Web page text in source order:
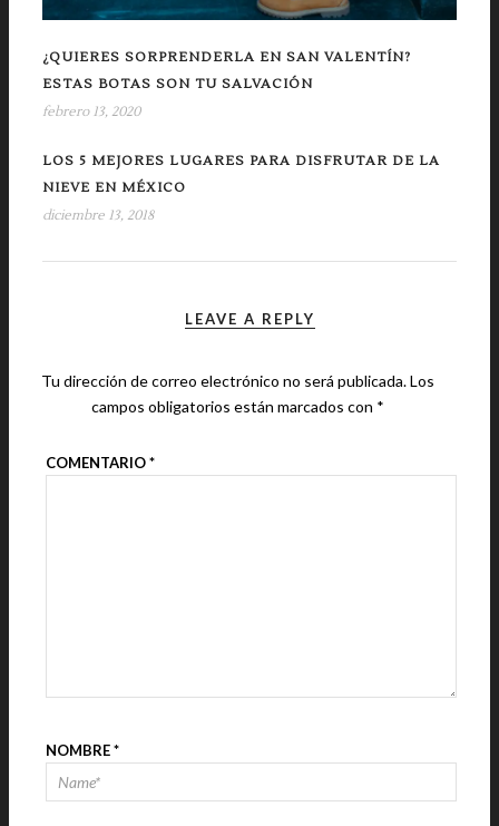
¿QUIERES SORPRENDERLA EN SAN VALENTÍN?
ESTAS BOTAS SON TU SALVACIÓN
febrero 13, 2020
LOS 5 MEJORES LUGARES PARA DISFRUTAR DE LA
NIEVE EN MÉXICO
diciembre 13, 2018
LEAVE A REPLY
Tu dirección de correo electrónico no será publicada.Los
campos obligatorios están marcados con *
COMENTARIO*
NOMBRE*